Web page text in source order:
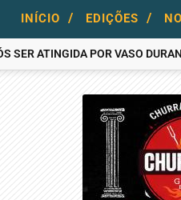
INÍCIO / EDIÇÕES /
POR VASO DURANTE